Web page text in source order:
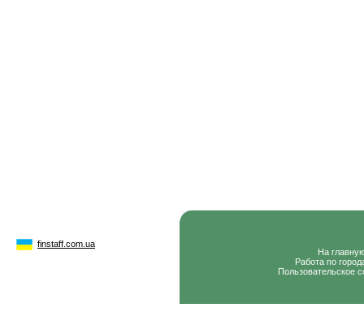
finstaff.com.ua
На
Работа по
Пользовательское